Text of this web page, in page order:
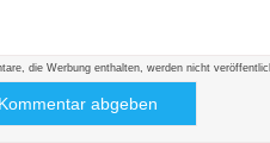
die Werbung enthalten, werden nicht